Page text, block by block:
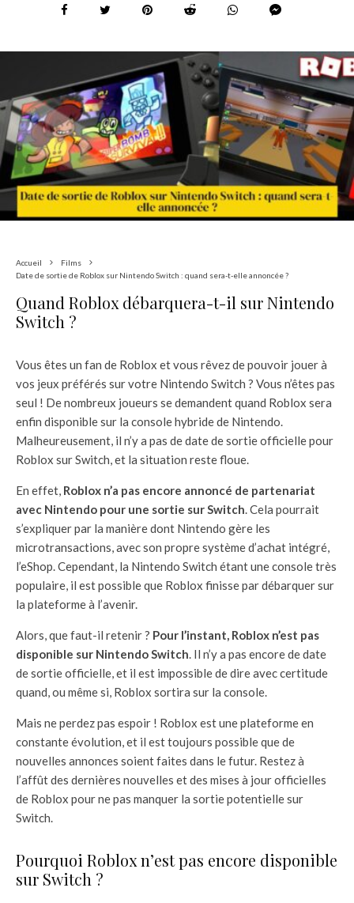
Accueil
Films
Date de sortie de Roblox sur Nintendo Switch : quand sera-t-elle annoncée ?
Quand Roblox débarquera-t-il sur Nintendo
Switch ?
Vous êtes un fan de Roblox et vous rêvez de pouvoir jouer à
vos jeux préférés sur votre Nintendo Switch ? Vous n’êtes pas
seul ! De nombreux joueurs se demandent quand Roblox sera
enfin disponible sur la console hybride de Nintendo.
Malheureusement, il n’y a pas de date de sortie officielle pour
Roblox sur Switch, et la situation reste floue.
En effet, Roblox n’a pas encore annoncé de partenariat
avec Nintendo pour une sortie sur Switch. Cela pourrait
s’expliquer par la manière dont Nintendo gère les
microtransactions, avec son propre système d’achat intégré,
l’eShop. Cependant, la Nintendo Switch étant une console très
populaire, il est possible que Roblox finisse par débarquer sur
la plateforme à l’avenir.
Alors, que faut-il retenir ? Pour l’instant, Roblox n’est pas
disponible sur Nintendo Switch. Il n’y a pas encore de date
de sortie officielle, et il est impossible de dire avec certitude
quand, ou même si, Roblox sortira sur la console.
Mais ne perdez pas espoir ! Roblox est une plateforme en
constante évolution, et il est toujours possible que de
nouvelles annonces soient faites dans le futur. Restez à
l’affût des dernières nouvelles et des mises à jour officielles
de Roblox pour ne pas manquer la sortie potentielle sur
Switch.
Pourquoi Roblox n’est pas encore disponible
sur Switch ?